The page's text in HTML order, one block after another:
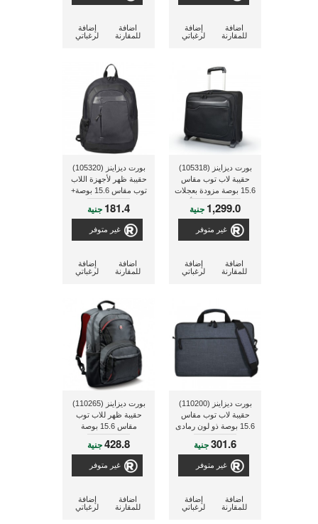
إضافة
لرغباتي
اضافة
للمقارنة
إضافة
لرغباتي
اضافة
للمقارنة
بورت ديزاينز (105318)
حقيبة لاب توب مقاس
15.6 بوصة مزودة بعجلات
و قابلة للجر ذو لون أسود
1,299.0 جنية
غير متوفر
إضافة
لرغباتي
اضافة
للمقارنة
بورت ديزاينز (105320)
حقيبة ظهر لأجهزة اللاب
توب مقاس 15.6 بوصة+
بوصة
181.4 جنية
غير متوفر
إضافة
لرغباتي
اضافة
للمقارنة
بورت ديزاينز (110200)
حقيبة لاب توب مقاس
15.6 بوصة ذو لون رمادى
301.6جنية
غير متوفر
إضافة
لرغباتي
اضافة
للمقارنة
بورت ديزاينز (110265)
حقيبة ظهر للاب توب
مقاس 15.6 بوصة
428.8جنية
غير متوفر
إضافة
لرغباتي
اضافة
للمقارنة